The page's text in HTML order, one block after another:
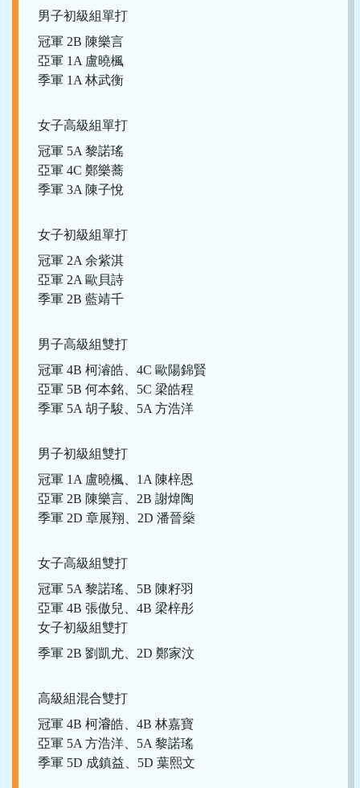
男子初級組單打
冠軍 2B 陳樂言
亞軍 1A 盧曉楓
季軍 1A 林武衡
女子高級組單打
冠軍 5A 黎諾瑤
亞軍 4C 鄭樂蕎
季軍 3A 陳子悅
女子初級組單打
冠軍 2A 余紫淇
亞軍 2A 歐貝詩
季軍 2B 藍靖千
男子高級組雙打
冠軍 4B 柯濬皓、4C 歐陽錦賢
亞軍 5B 何本銘、5C 梁皓程
季軍 5A 胡子駿、5A 方浩洋
男子初級組雙打
冠軍 1A 盧曉楓、1A 陳梓恩
亞軍 2B 陳樂言、2B 謝煒陶
季軍 2D 章展翔、2D 潘晉燊
女子高級組雙打
冠軍 5A 黎諾瑤、5B 陳籽羽
亞軍 4B 張傲兒、4B 梁梓彤
女子初級組雙打
季軍 2B 劉凱尤、2D 鄭家汶
高級組混合雙打
冠軍 4B 柯𣿰皓、4B 林嘉寶
亞軍 5A 方浩洋、5A 黎諾瑤
季軍 5D 成鎮益、5D 葉熙文